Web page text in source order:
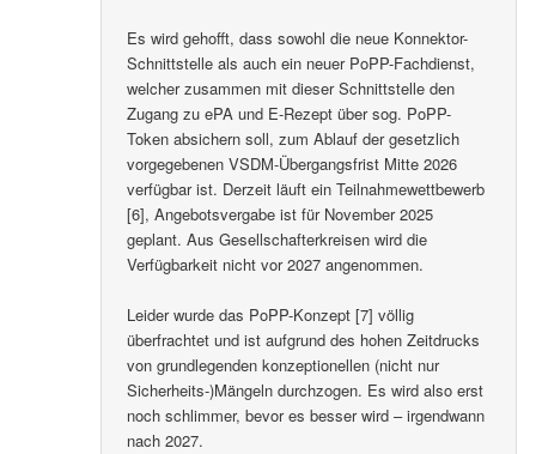
Es wird gehofft, dass sowohl die neue Konnektor-
Schnittstelle als auch ein neuer PoPP-Fachdienst,
welcher zusammen mit dieser Schnittstelle den
Zugang zu ePA und E-Rezept über sog. PoPP-
Token absichern soll, zum Ablauf der gesetzlich
vorgegebenen VSDM-Übergangsfrist Mitte 2026
verfügbar ist. Derzeit läuft ein Teilnahmewettbewerb
[6], Angebotsvergabe ist für November 2025
geplant. Aus Gesellschafterkreisen wird die
Verfügbarkeit nicht vor 2027 angenommen.
Leider wurde das PoPP-Konzept [7] völlig
überfrachtet und ist aufgrund des hohen Zeitdrucks
von grundlegenden konzeptionellen (nicht nur
Sicherheits-)Mängeln durchzogen. Es wird also erst
noch schlimmer, bevor es besser wird – irgendwann
nach 2027.